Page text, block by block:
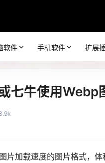
软件 手机软件 扩展
七牛使用Webp
片加载速度的图片格式，